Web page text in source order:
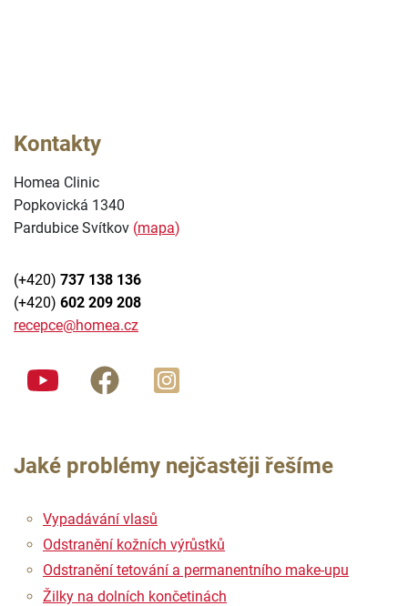
Plastika očních víček – blefaroplastika
Kontakty
Homea Clinic
Popkovická 1340
Pardubice Svítkov (mapa)
(+420) 737 138 136
(+420) 602 209 208
recepce@homea.cz
Jaké problémy nejčastěji řešíme
Vypadávání vlasů
Odstranění kožních výrůstků
Odstranění tetování a permanentního make-upu
Žilky na dolních končetinách